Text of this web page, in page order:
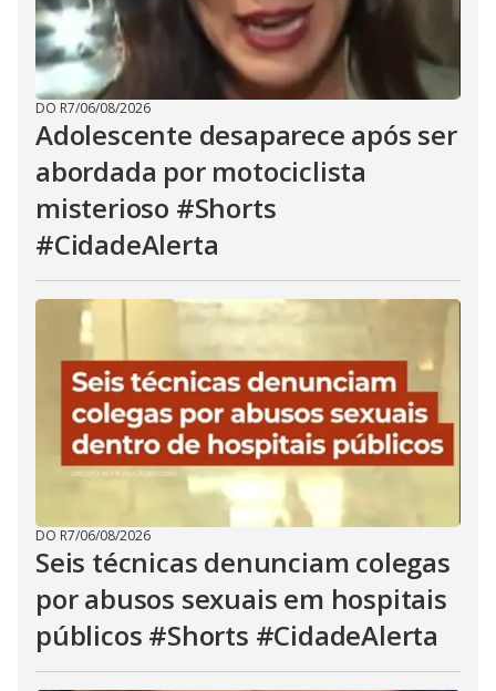
DO R7/06/08/2026
Adolescente desaparece após ser
abordada por motociclista
misterioso #Shorts
#CidadeAlerta
DO R7/06/08/2026
Seis técnicas denunciam colegas
por abusos sexuais em hospitais
públicos #Shorts #CidadeAlerta